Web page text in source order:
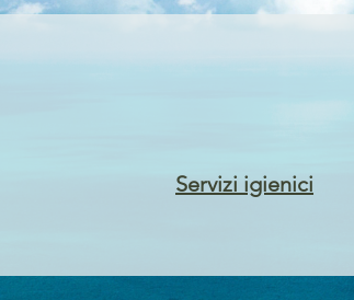
Servizi igienici